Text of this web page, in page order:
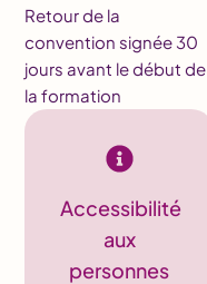
Retour de la
convention signée 30
jours avant le début de
la formation
Accessibilité
aux
personnes